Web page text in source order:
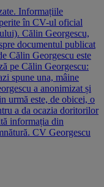
Informațiile
în CV-ul oficial
Călin Georgescu,
documentul publicat
Călin Georgescu este
pe Călin Georgescu:
spune una, mâine
a anonimizat și
urmă este, de obicei, o
a da ocazia doritorilor
informația din
CV Georgescu